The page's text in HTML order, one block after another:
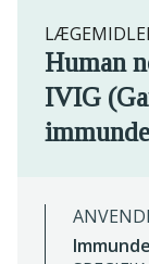
Human
IVIG